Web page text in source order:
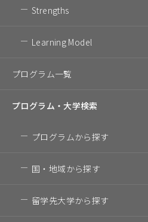
Strengths
Learning Model
プログラム一覧
プログラム・大学検索
プログラムから探す
国・地域から探す
留学先大学から探す